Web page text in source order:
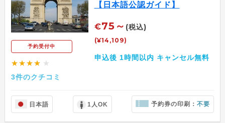
予約受付中
★★★★ ★
3件のクチコミ
【日本語公認ガイド】
€75～ (税込)
(¥14,109)
申込後 1時間以内 キャンセル無料
日本語 1人OK 予約券の印刷：不要